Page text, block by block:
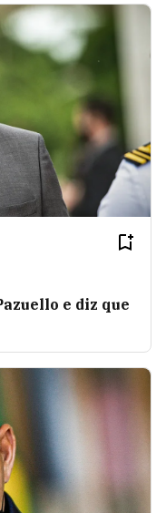
e diz que